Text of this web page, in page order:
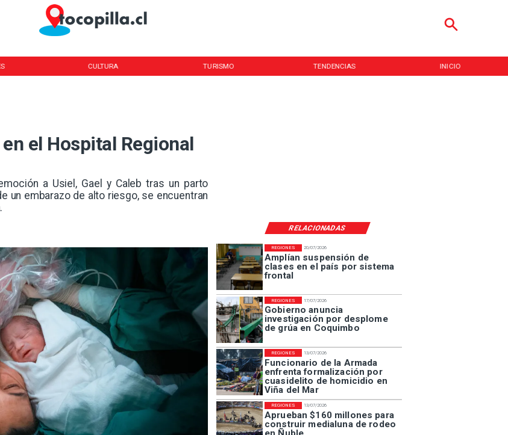
CULTURA TURISMO TENDENCIAS INICIO
el Hospital Regional
a Usiel, Gael y Caleb tras un parto
un embarazo de alto riesgo, se encuentran
RELACIONADAS
20/07/2026
Amplían suspensión de
clases en el país por sistema
frontal
REGIONES
17/07/2026
Gobierno anuncia
investigación por desplome
de grúa en Coquimbo
REGIONES
13/07/2026
Funcionario de la Armada
enfrenta formalización por
cuasidelito de homicidio en
Viña del Mar
REGIONES
13/07/2026
Aprueban $160 millones para
construir medialuna de rodeo
REGIONES